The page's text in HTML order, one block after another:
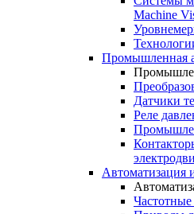
Machine
Промышленная
Датчики
Реле
Автоматизация
Частотные